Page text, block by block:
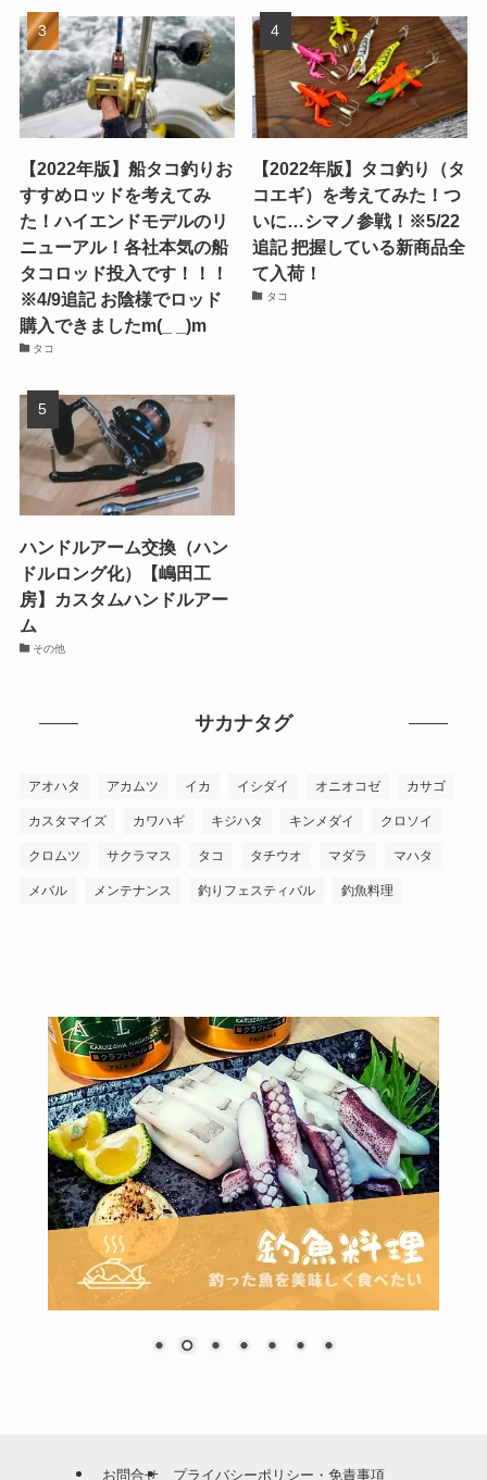
【2022年版】船タコ釣りお
すすめロッドを考えてみ
た！ハイエンドモデルのリ
ニューアル！各社本気の船
タコロッド投入です！！！
※4/9追記 お陰様でロッド
購入できましたm(_ _)m
タコ
【2022年版】タコ釣り（タ
コエギ）を考えてみた！つ
いに…シマノ参戦！※5/22
追記 把握している新商品全
て入荷！
タコ
ハンドルアーム交換（ハン
ドルロング化）【嶋田工
房】カスタムハンドルアー
ム
その他
サカナタグ
アオハタ アカムツ イカ イシダイ オニオコゼ カサゴ
カスタマイズ カワハギ キジハタ キンメダイ クロソイ
クロムツ サクラマス タコ タチウオ マダラ マハタ
メバル メンテナンス 釣りフェスティバル 釣魚料理
お問合せ プライバシーポリシー・免責事項